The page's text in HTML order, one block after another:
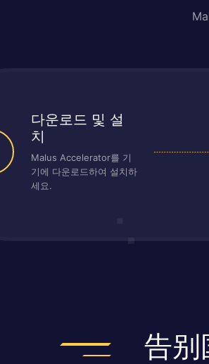
다운로드 및 설
치
Malus Accelerator를 기
기에 다운로드하여 설치하
세요.
告别